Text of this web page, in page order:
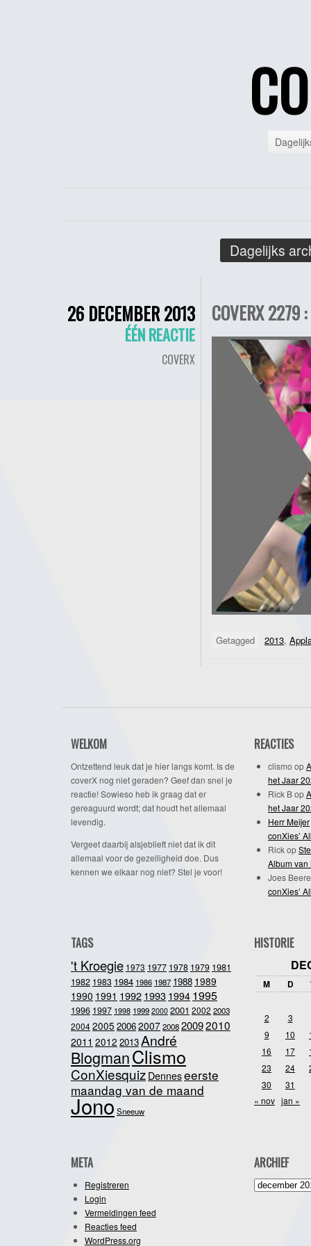
Dagelijks
26 DECEMBER 2013
ÉÉN REACTIE
COVERX
COVERX 2279
Getagged 2013,
WELKOM
Ontzettend leuk dat je hier langs komt. Is de
coverX nog niet geraden? Geef dan snel je
reactie! Sowieso heb ik graag dat er
gereaguurd wordt; dat houdt het allemaal
levendig.
Vergeet daarbij alsjeblieft niet dat ik dit
allemaal voor de gezelligheid doe. Dus
kennen we elkaar nog niet? Stel je voor!
REACTIES
clismo op
het Jaar
Rick Bop
het Jaar
Herr Meijer
conXies’
Rickop
Album van
Joes
conXies’
TAGS
't Kroegie 1973 1977 1978 1979 1981
1982 1983 1984 1986 1987 1988 1989
1990 1991 19921993 1994 1995
1996 1997 1998 1999 2000 2001 2002 2003
20042005 20062007200820092010
2011 2012 2013André
BlogmanClismo
ConXiesquiz Denneseerste
maandag van de maand
JonoSneeuw
HISTORIE
M D
2
3
9
10
16
17
23
24
30
31
« nov jan »
META
Registreren
Login
Vermeldingen feed
Reacties feed
WordPress.org
ARCHIEF
Archief